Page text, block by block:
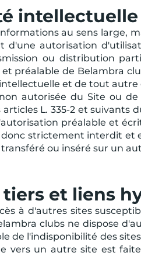
intellectuelle
au sens large,
d'une autorisation
ou distribution
préalable de Belambra
et de tout
autorisée du Site ou
L. 335-2 et
préalable et
strictement interdit et
ou inséré sur un
tiers et liens
à d'autres sites
clubs ne dispose
de l'indisponibilité des
vers un autre site est